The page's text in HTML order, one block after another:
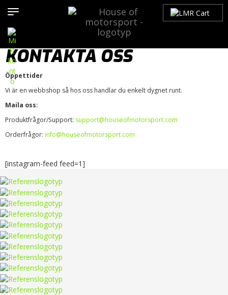
Hem
KONTAKTA OSS
Öppettider
Vi är en webbshop så hos oss handlar du enkelt dygnet runt.
Maila oss:
Produktfrågor/Support: support@houseofmotorsport.com
Orderfrågor: info@houseofmotorsport.com
[instagram-feed feed=1]